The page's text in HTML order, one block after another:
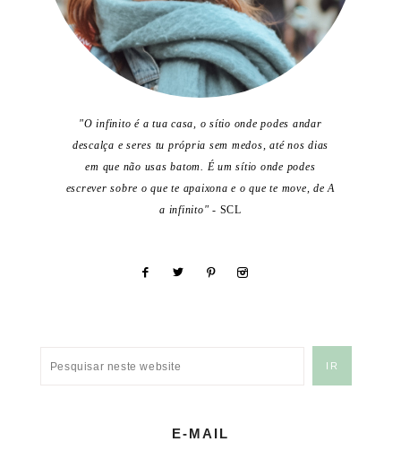
"O infinito é a tua casa, o sítio onde podes andar
descalça e seres tu própria sem medos, até nos dias
em que não usas batom. É um sítio onde podes
escrever sobre o que te apaixona e o que te move, de A
a infinito"- SCL
E-MAIL